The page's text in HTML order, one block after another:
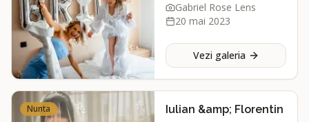
Gabriel Rose Lens
20 mai 2023
Vezi galeria
Nunta
Iulian &amp; Florentin